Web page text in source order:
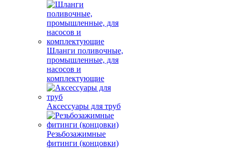
Шланги поливочные,
промышленные, для
насосов и
комплектующие
Аксессуары для труб
Резьбозажимные
фитинги (концовки)